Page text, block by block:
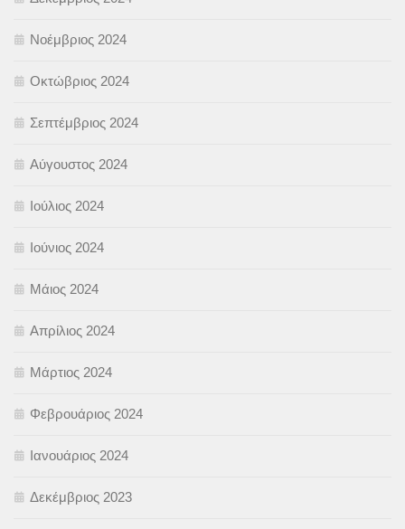
Νοέμβριος 2024
Οκτώβριος 2024
Σεπτέμβριος 2024
Αύγουστος 2024
Ιούλιος 2024
Ιούνιος 2024
Μάιος 2024
Απρίλιος 2024
Μάρτιος 2024
Φεβρουάριος 2024
Ιανουάριος 2024
Δεκέμβριος 2023